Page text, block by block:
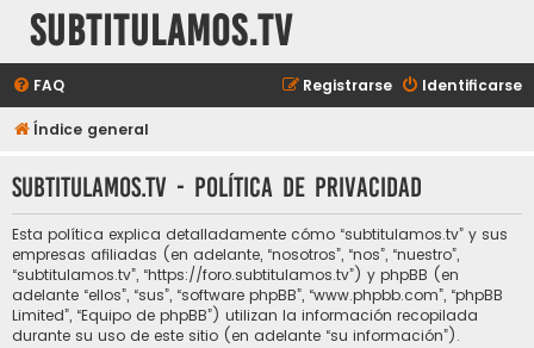
subtitulamos.tv
FAQ Identificarse
Registrarse
Índice general
subtitulamos.tv - Política de privacidad
Esta política explica detalladamente cómo “subtitulamos.tv” y sus
empresas afiliadas (en adelante, “nosotros”, “nos”, “nuestro”,
“subtitulamos.tv”, “https://foro.subtitulamos.tv”) y phpBB (en
adelante “ellos”, “sus”, “software phpBB”, “www.phpbb.com”, “phpBB
Limited”, “Equipo de phpBB”) utilizan la información recopilada
durante su uso de este sitio (en adelante “su información”).